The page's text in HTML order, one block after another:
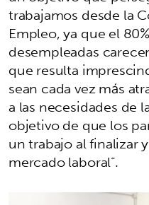
trabajamos desde la
Empleo, ya que el
desempleadas
que resulta
sean cada vez más
a las necesidades de
objetivo de que los
un trabajo al finalizar
mercado laboral”.